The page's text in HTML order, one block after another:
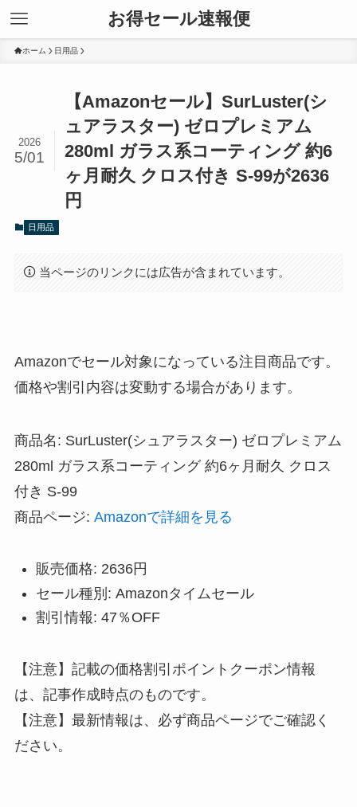
お得セール速報便
ホーム 日用品
【Amazonセール】SurLuster(シ
ュアラスター) ゼロプレミアム
280ml ガラス系コーティング 約6
ヶ月耐久 クロス付き S-99が2636
円
2026
5/01
日用品
当ページのリンクには広告が含まれています。
Amazonでセール対象になっている注目商品です。
価格や割引内容は変動する場合があります。
商品名: SurLuster(シュアラスター) ゼロプレミアム
280ml ガラス系コーティング 約6ヶ月耐久 クロス
付き S-99
商品ページ: Amazonで詳細を見る
販売価格: 2636円
セール種別: Amazonタイムセール
割引情報: 47％OFF
【注意】記載の価格割引ポイントクーポン情報
は、記事作成時点のものです。
【注意】最新情報は、必ず商品ページでご確認く
ださい。